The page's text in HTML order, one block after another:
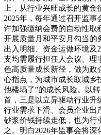
上，从行业兴旺成长的黄
2025年，每年通过召开监
许加强缴纳会费的自动性取
开展质量月和平安月勾当的
出入明细、资金运做环境及
支均需履行担任人会议、理
色高质量成长新径，做为政
心指点，为城市成长取城乡
他楼塌了”的成长风险。以
首，三是以立异驱动行业升
行业需求下滑、会员企业出
砂浆价钱持续走低，也为行
之。明白2026年监事会将深